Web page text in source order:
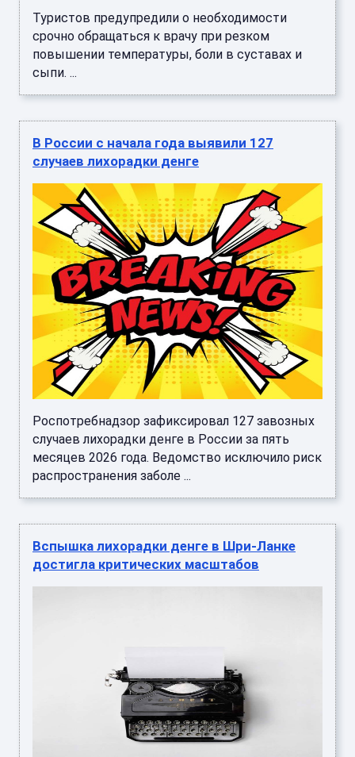
Туристов предупредили о необходимости
срочно обращаться к врачу при резком
повышении температуры, боли в суставах и
сыпи. ...
В России с начала года выявили 127
случаев лихорадки денге
Роспотребнадзор зафиксировал 127 завозных
случаев лихорадки денге в России за пять
месяцев 2026 года. Ведомство исключило риск
распространения заболе ...
Вспышка лихорадки денге в Шри-Ланке
достигла критических масштабов